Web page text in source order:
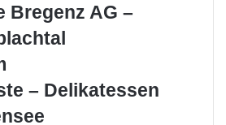
Bregenz AG –
– Delikatessen